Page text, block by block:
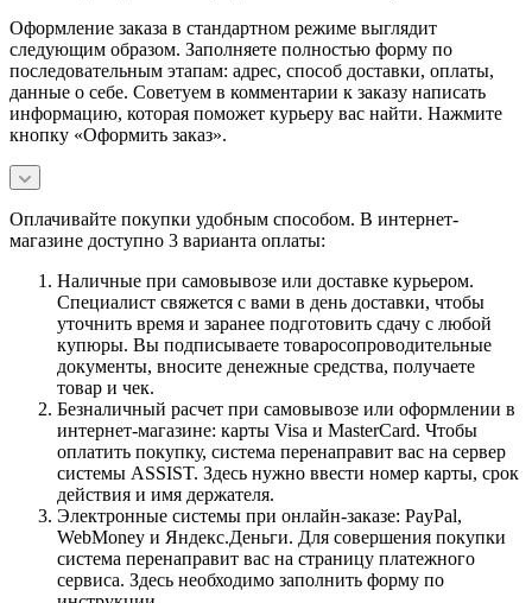
Оформление заказа в стандартном режиме выглядит
следующим образом. Заполняете полностью форму по
последовательным этапам: адрес, способ доставки, оплаты,
данные о себе. Советуем в комментарии к заказу написать
информацию, которая поможет курьеру вас найти. Нажмите
кнопку «Оформить заказ».
Оплачивайте покупки удобным способом. В интернет-
магазине доступно 3 варианта оплаты:
Наличные при самовывозе или доставке курьером.
Специалист свяжется с вами в день доставки, чтобы
уточнить время и заранее подготовить сдачу с любой
купюры. Вы подписываете товаросопроводительные
документы, вносите денежные средства, получаете
товар и чек.
Безналичный расчет при самовывозе или оформлении в
интернет-магазине: карты Visa и MasterCard. Чтобы
оплатить покупку, система перенаправит вас на сервер
системы ASSIST. Здесь нужно ввести номер карты, срок
действия и имя держателя.
Электронные системы при онлайн-заказе: PayPal,
WebMoney и Яндекс.Деньги. Для совершения покупки
система перенаправит вас на страницу платежного
сервиса. Здесь необходимо заполнить форму по